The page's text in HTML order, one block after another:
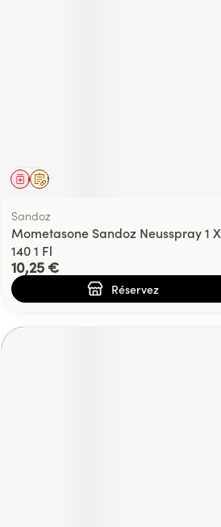
Sur prescription
Médicament
Sandoz
Mometasone Sandoz Neusspray 1 X
140 1 Fl
10,25 €
Réservez